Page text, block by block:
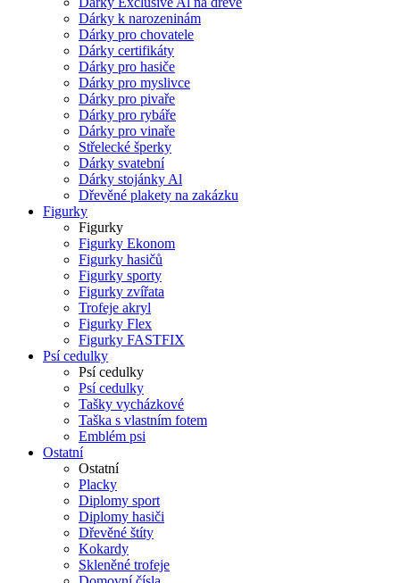
Dárky k narozeninám
Dárky pro chovatele
Dárky certifikáty
Dárky pro hasiče
Dárky pro myslivce
Dárky pro pivaře
Dárky pro rybáře
Dárky pro vinaře
Střelecké šperky
Dárky svatební
Dárky stojánky Al
Dřevěné plakety na zakázku
Figurky
Figurky
Figurky Ekonom
Figurky hasičů
Figurky sporty
Figurky zvířata
Trofeje akryl
Figurky Flex
Figurky FASTFIX
Psí cedulky
Psí cedulky
Psí cedulky
Tašky vycházkové
Taška s vlastním fotem
Emblém psi
Ostatní
Ostatní
Placky
Diplomy sport
Diplomy hasiči
Dřevěné štíty
Kokardy
Skleněné trofeje